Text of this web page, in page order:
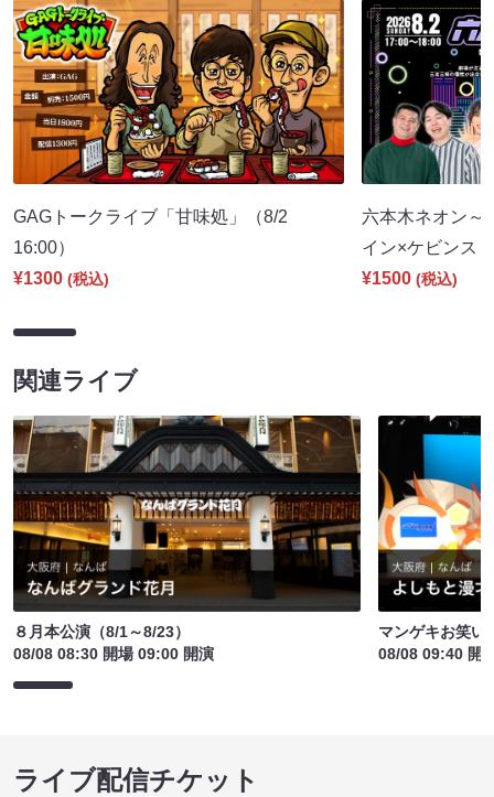
GAGトークライブ「甘味処」（8/2
16:00）
¥1300 (税込)
六本木ネオン～
イン×ケビンス
¥1500 (税込)
関連ライブ
８月本公演（8/1～8/23）
08/08 08:30 開場 09:00 開演
マンゲキお笑い
08/08 09:40 開
ライブ配信チケット